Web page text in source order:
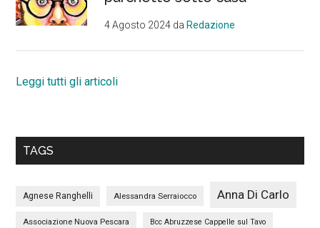
4 Agosto 2024 daRedazione
Leggi tutti gli articoli
TAGS
Agnese Ranghelli Alessandra Serraiocco Anna Di Carlo
Associazione Nuova Pescara Bcc Abruzzese Cappelle sul Tavo